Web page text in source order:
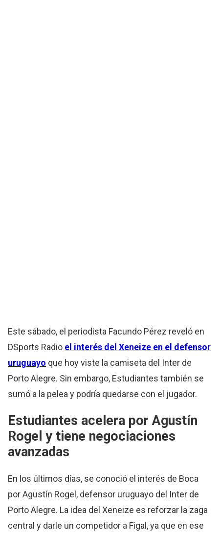
Este sábado, el periodista Facundo Pérez reveló en
DSports Radio el interés del Xeneize en el defensor
uruguayo que hoy viste la camiseta del Inter de
Porto Alegre. Sin embargo, Estudiantes también se
sumó a la pelea y podría quedarse con el jugador.
Estudiantes acelera por Agustín
Rogel y tiene negociaciones
avanzadas
En los últimos días, se conoció el interés de Boca
por Agustín Rogel, defensor uruguayo del Inter de
Porto Alegre. La idea del Xeneize es reforzar la zaga
central y darle un competidor a Figal, ya que en ese